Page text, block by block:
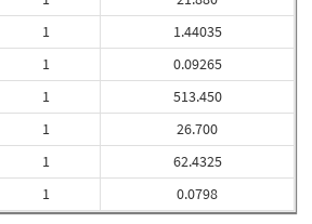
1
1
1
1
1
1
1.44035
0.09265
513.450
26.700
62.4325
0.0798